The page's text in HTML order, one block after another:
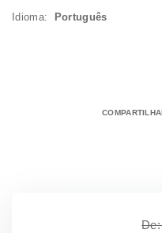
Idioma: Português